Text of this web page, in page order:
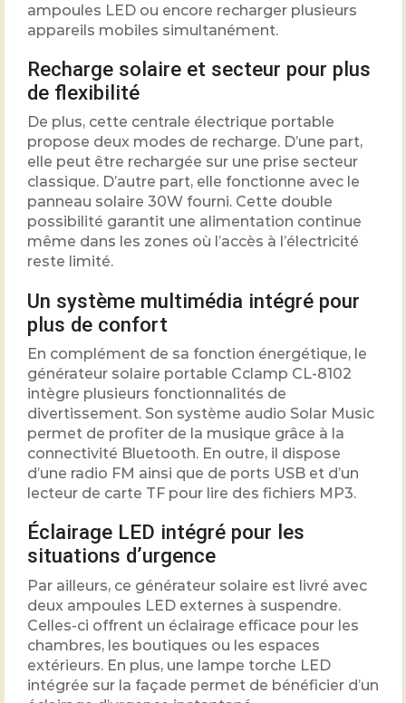
ampoules LED ou encore recharger plusieurs
appareils mobiles simultanément.
Recharge solaire et secteur pour plus
de flexibilité
De plus, cette centrale électrique portable
propose deux modes de recharge. D’une part,
elle peut être rechargée sur une prise secteur
classique. D’autre part, elle fonctionne avec le
panneau solaire 30W fourni. Cette double
possibilité garantit une alimentation continue
même dans les zones où l’accès à l’électricité
reste limité.
Un système multimédia intégré pour
plus de confort
En complément de sa fonction énergétique, le
générateur solaire portable Cclamp CL-8102
intègre plusieurs fonctionnalités de
divertissement. Son système audio Solar Music
permet de profiter de la musique grâce à la
connectivité Bluetooth. En outre, il dispose
d’une radio FM ainsi que de ports USB et d’un
lecteur de carte TF pour lire des fichiers MP3.
Éclairage LED intégré pour les
situations d’urgence
Par ailleurs, ce générateur solaire est livré avec
deux ampoules LED externes à suspendre.
Celles-ci offrent un éclairage efficace pour les
chambres, les boutiques ou les espaces
extérieurs. En plus, une lampe torche LED
intégrée sur la façade permet de bénéficier d’un